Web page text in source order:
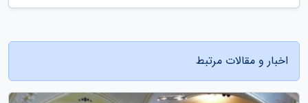
اخبار و مقالات مرتبط